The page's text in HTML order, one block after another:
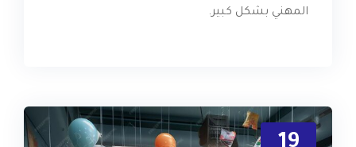
المهني بشكل كبير.